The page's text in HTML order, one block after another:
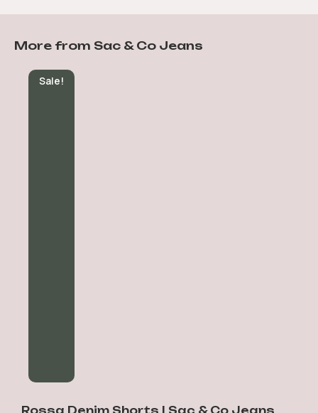
More from Sac & Co Jeans
Sale!